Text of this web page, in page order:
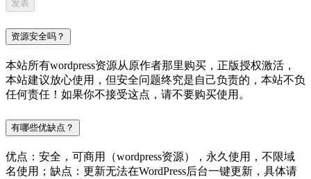
资源安全吗？
本站所有wordpress资源从原作者那里购买，正版授权激活，
本站建议放心使用，但安全问题终究是自己负责的，本站不负
任何责任！如果你不接受这点，请不要购买使用。
有哪些优缺点？
优点：安全，可商用（wordpress资源），永久使用，不限域
名使用；缺点：更新无法在WordPress后台一键更新，具体请